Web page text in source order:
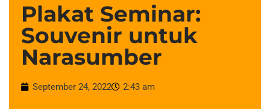
Plakat Seminar:
Souvenir untuk
Narasumber
September 24, 2022 2:43 am